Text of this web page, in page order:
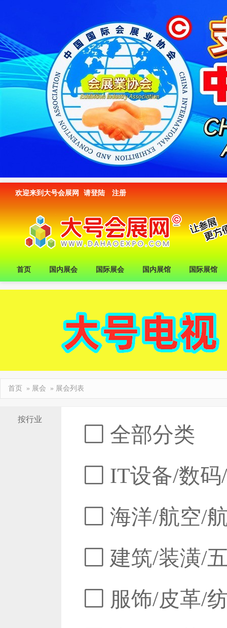
欢迎来到大号会展网 请登陆 注册
首页 国内展会 国际展会 国内展馆 国际展馆
首页 » 展会 » 展会列表
按行业
全部分类
IT设备/数码
海洋/航空/
建筑/装潢/
服饰/皮革/